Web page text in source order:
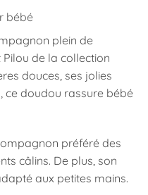
bébé
plein de
de la collection
douces, ses jolies
ce doudou rassure bébé
préféré des
câlins. De plus, son
aux petites mains.